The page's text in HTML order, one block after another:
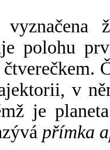
polohu
v
je
přímka